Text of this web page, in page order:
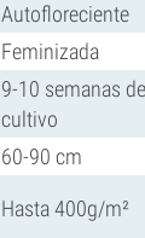
Autofloreciente
Feminizada
9-10 semanas
cultivo
60-90 сm
Hasta 400g/m²